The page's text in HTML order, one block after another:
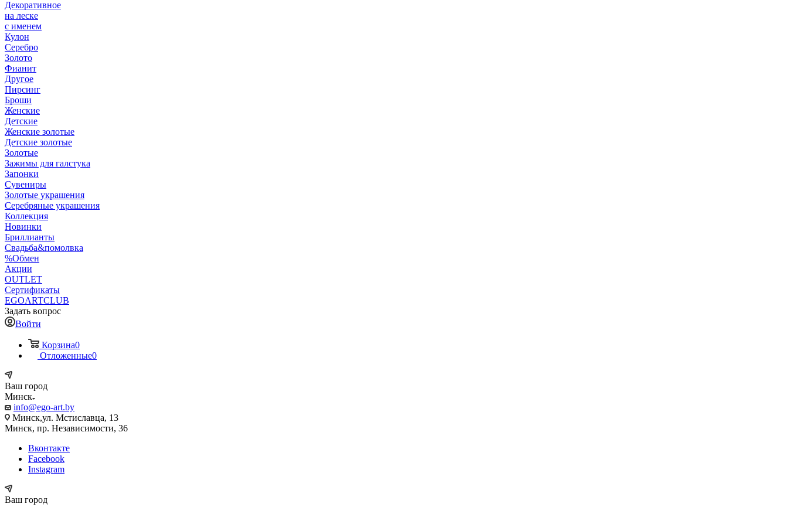
Декоративное
на леске
с именем
Кулон
Серебро
Золото
Фианит
Другое
Пирсинг
Броши
Женские
Детские
Женские золотые
Детские золотые
Золотые
Зажимы для галстука
Запонки
Сувениры
Золотые украшения
Серебряные украшения
Коллекция
Новинки
Бриллианты
Свадьба&помолвка
%Обмен
Акции
OUTLET
Сертификаты
EGOARTCLUB
Задать вопрос
Войти
Корзина0
Отложенные0
Ваш город
Минск
info@ego-art.by
Минск,ул. Мстиславца, 13
Минск, пр. Независимости, 36
Вконтакте
Facebook
Instagram
Ваш город